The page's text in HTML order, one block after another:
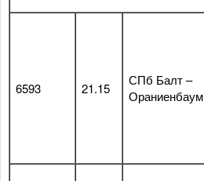
6593 21.15
СПб Балт –
Ораниенбаум